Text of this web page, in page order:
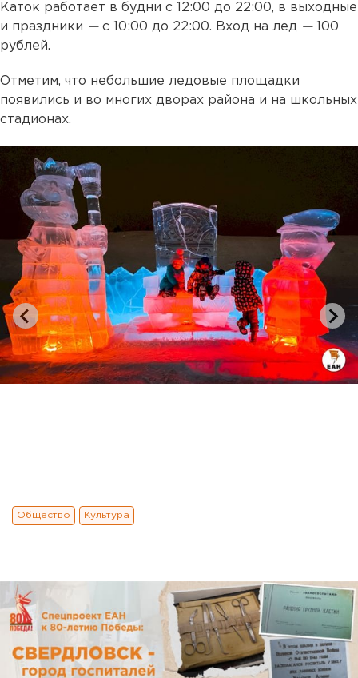
Каток работает в будни с 12:00 до 22:00, в выходные
и праздники —с 10:00 до 22:00. Вход на лед —100
рублей.
Отметим, что небольшие ледовые площадки
появились и во многих дворах района и на школьных
стадионах.
Общество Культура